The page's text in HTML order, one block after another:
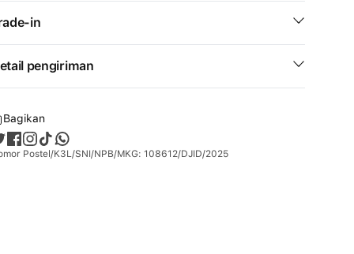
in
pengiriman
Bagikan
Postel/K3L/SNI/NPB/MKG: 108612/DJID/2025